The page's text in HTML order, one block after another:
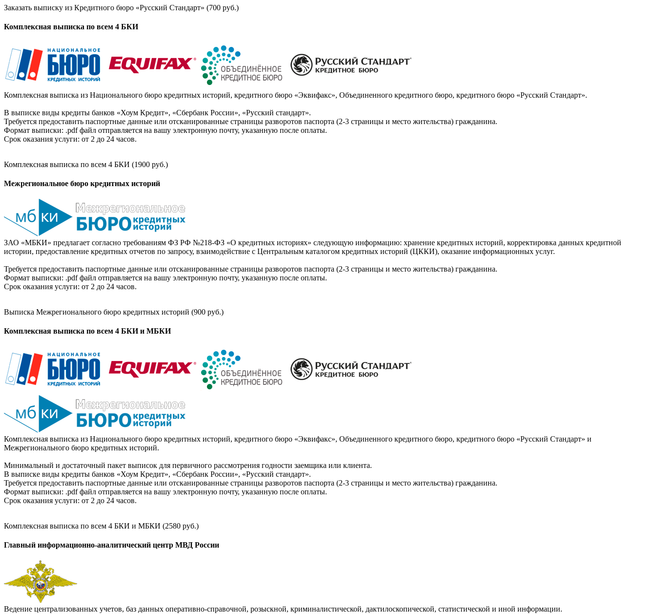
Заказать выписку из Кредитного бюро «Русский Стандарт» (700 руб.)
Комплексная выписка по всем 4 БКИ
Комплексная выписка из Национального бюро кредитных историй, кредитного бюро «Эквифакс», Объединенного кредитного бюро, кредитного бюро «Русский Стандарт».
В выписке виды кредиты банков «Хоум Кредит», «Сбербанк России», «Русский стандарт».
Требуется предоставить паспортные данные или отсканированные страницы разворотов паспорта (2-3 страницы и место жительства) гражданина.
Формат выписки: .pdf файл отправляется на вашу электронную почту, указанную после оплаты.
Срок оказания услуги: от 2 до 24 часов.
Комплексная выписка по всем 4 БКИ (1900 руб.)
Межрегиональное бюро кредитных историй
ЗАО «МБКИ» предлагает согласно требованиям ФЗ РФ №218-ФЗ «О кредитных историях» следующую информацию: хранение кредитных историй, корректировка данных кредитной
истории, предоставление кредитных отчетов по запросу, взаимодействие с Центральным каталогом кредитных историй (ЦККИ), оказание информационных услуг.
Требуется предоставить паспортные данные или отсканированные страницы разворотов паспорта (2-3 страницы и место жительства) гражданина.
Формат выписки: .pdf файл отправляется на вашу электронную почту, указанную после оплаты.
Срок оказания услуги: от 2 до 24 часов.
Выписка Межрегионального бюро кредитных историй (900 руб.)
Комплексная выписка по всем 4 БКИ и МБКИ
Комплексная выписка из Национального бюро кредитных историй, кредитного бюро «Эквифакс», Объединенного кредитного бюро, кредитного бюро «Русский Стандарт» и
Межрегионального бюро кредитных историй.
Минимальный и достаточный пакет выписок для первичного рассмотрения годности заемщика или клиента.
В выписке виды кредиты банков «Хоум Кредит», «Сбербанк России», «Русский стандарт».
Требуется предоставить паспортные данные или отсканированные страницы разворотов паспорта (2-3 страницы и место жительства) гражданина.
Формат выписки: .pdf файл отправляется на вашу электронную почту, указанную после оплаты.
Срок оказания услуги: от 2 до 24 часов.
Комплексная выписка по всем 4 БКИ и МБКИ (2580 руб.)
Главный информационно-аналитический центр МВД России
Ведение централизованных учетов, баз данных оперативно-справочной, розыскной, криминалистической, дактилоскопической, статистической и иной информации.